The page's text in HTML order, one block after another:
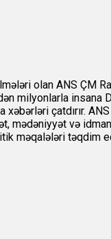
olan ANS ÇM
milyonlarla insana
xəbərləri çatdırır.
mədəniyyət və
məqalələri təqdim